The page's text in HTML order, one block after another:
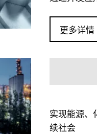
更多详情
实现能源、
续社会